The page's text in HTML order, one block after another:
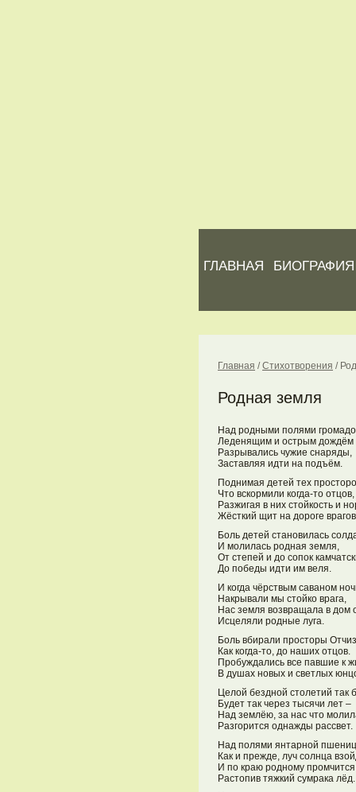
ГЛАВНАЯ БИОГРАФИЯ
Главная /Стихотворения /
Родная земля
Над родными полями
Леденящим и острым дождём
Разрывались чужие снаряды,
Заставляя идти на подъём.
Поднимая детей тех
Что вскормили когда-то отцов,
Разжигая в них стойкость и
Жёсткий щит на дороге
Боль детей становилась
И молилась родная земля,
От степей и до сопок
До победы идти им веля.
И когда чёрствым саваном
Накрывали мы стойко врага,
Нас земля возвращала в дом
Исцеляли родные луга.
Боль вбирали просторы
Как когда-то, до наших отцов.
Пробуждались все павшие к
В душах новых и светлых
Целой бездной столетий так
Будет так через тысячи лет –
Над землёю, за нас что
Разгорится однажды рассвет.
Над полями янтарной
Как и прежде, луч солнца
И по краю родному
Растопив тяжкий сумрака лёд.